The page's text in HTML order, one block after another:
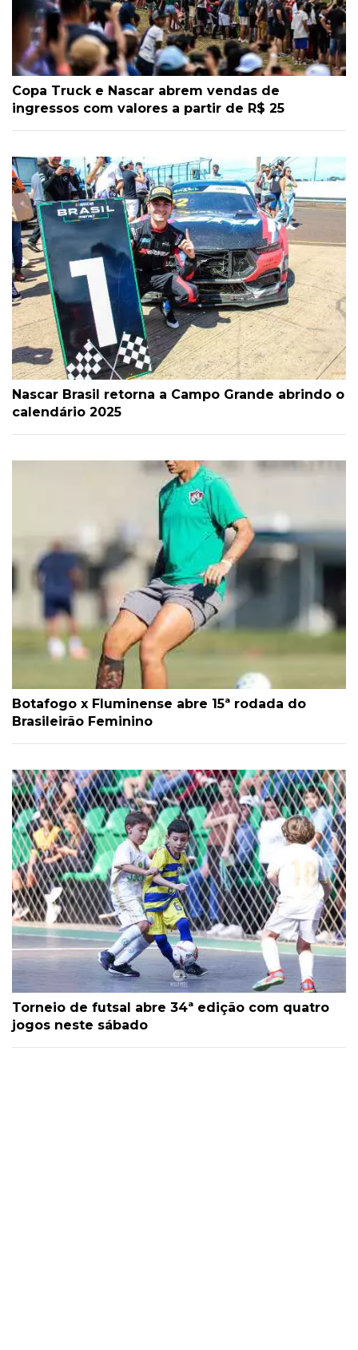
Copa Truck e Nascar abrem vendas de
ingressos com valores a partir de R$ 25
Nascar Brasil retorna a Campo Grande abrindo o
calendário 2025
Botafogo x Fluminense abre 15ª rodada do
Brasileirão Feminino
Torneio de futsal abre 34ª edição com quatro
jogos neste sábado